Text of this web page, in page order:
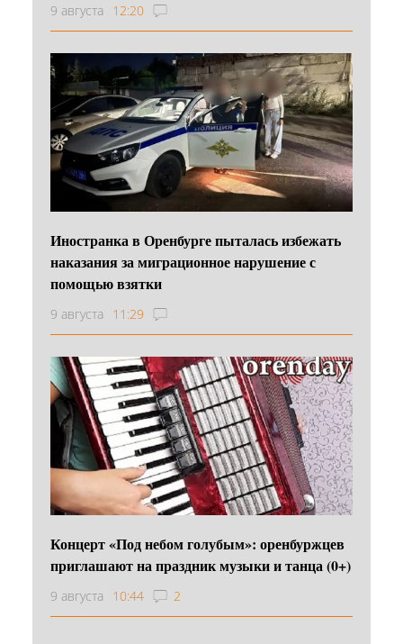
9 августа 12:20
Иностранка в Оренбурге пыталась избежать
наказания за миграционное нарушение с
помощью взятки
9 августа 11:29
Концерт «Под небом голубым»: оренбуржцев
приглашают на праздник музыки и танца (0+)
9 августа 10:44 2